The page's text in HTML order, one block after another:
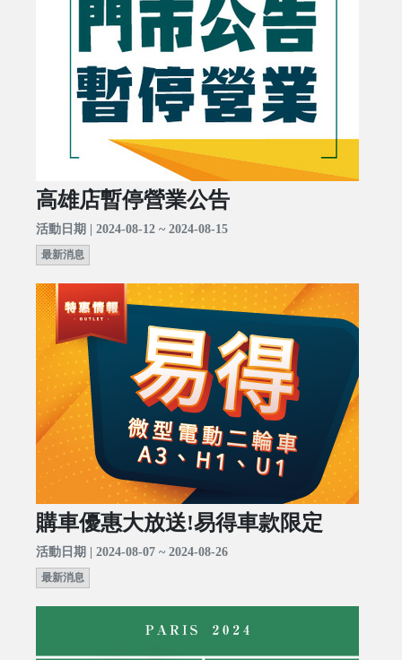
高雄店暫停營業公告
活動日期 | 2024-08-12 ~ 2024-08-15
最新消息
購車優惠大放送!易得車款限定
活動日期 | 2024-08-07 ~ 2024-08-26
最新消息